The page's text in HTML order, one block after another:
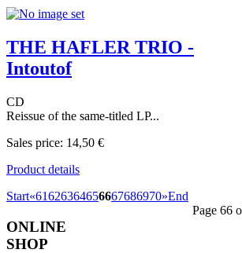
THE HAFLER TRIO -
Intoutof
CD
Reissue of the same-titled LP...
Sales price: 14,50 €
Product details
Start«61626364656667686970»End
Page 66
ONLINE
SHOP